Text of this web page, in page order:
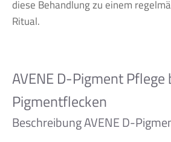
diese Behandlung zu einem
Ritual.
AVENE D-Pigment Pflege
Pigmentflecken
Beschreibung AVENE D-